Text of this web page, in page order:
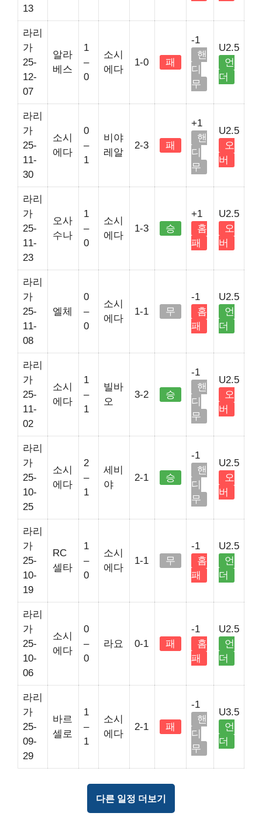
13
라리
가
25-
12-
07
알라
베스
1
–
0
소시
에다
1-0 패
-1
핸
디
무
U2.5
언
더
라리
가
25-
11-
30
소시
에다
0
–
1
비야
레알
2-3 패
+1
핸
디
무
U2.5
오
버
라리
가
25-
11-
23
오사
수나
1
–
0
소시
에다
1-3 승
+1
홈
패
U2.5
오
버
라리
가
25-
11-
08
엘체
0
–
0
소시
에다
1-1 무
-1
홈
패
U2.5
언
더
라리
가
25-
11-
02
소시
에다
1
–
1
빌바
오
3-2 승
-1
핸
디
무
U2.5
오
버
라리
가
25-
10-
25
소시
에다
2
–
1
세비
야
2-1 승
-1
핸
디
무
U2.5
오
버
라리
가
25-
10-
19
RC
셀타
1
–
0
소시
에다
1-1 무
-1
홈
패
U2.5
언
더
라리
가
25-
10-
06
소시
에다
0
–
0
라요 0-1 패
-1
홈
패
U2.5
언
더
라리
가
25-
09-
29
바르
셀로
1
–
1
소시
에다
2-1 패
-1
핸
디
무
U3.5
언
더
다른 일정 더보기